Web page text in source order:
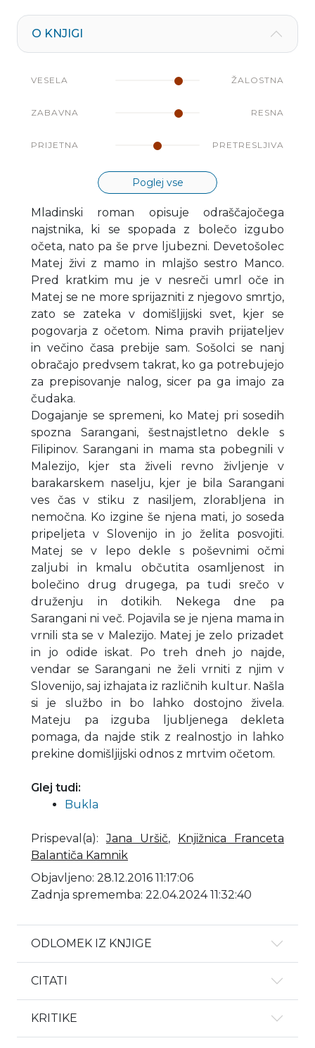
O KNJIGI
VESELA ŽALOSTNA
ZABAVNA RESNA
PRIJETNA PRETRESLJIVA
Poglej vse
Mladinski roman opisuje odraščajočega
najstnika, ki se spopada z bolečo izgubo
očeta, nato pa še prve ljubezni. Devetošolec
Matej živi z mamo in mlajšo sestro Manco.
Pred kratkim mu je v nesreči umrl oče in
Matej se ne more sprijazniti z njegovo smrtjo,
zato se zateka v domišljijski svet, kjer se
pogovarja z očetom. Nima pravih prijateljev
in večino časa prebije sam. Sošolci se nanj
obračajo predvsem takrat, ko ga potrebujejo
za prepisovanje nalog, sicer pa ga imajo za
čudaka.
Dogajanje se spremeni, ko Matej pri sosedih
spozna Sarangani, šestnajstletno dekle s
Filipinov. Sarangani in mama sta pobegnili v
Malezijo, kjer sta živeli revno življenje v
barakarskem naselju, kjer je bila Sarangani
ves čas v stiku z nasiljem, zlorabljena in
nemočna. Ko izgine še njena mati, jo soseda
pripeljeta v Slovenijo in jo želita posvojiti.
Matej se v lepo dekle s poševnimi očmi
zaljubi in kmalu občutita osamljenost in
bolečino drug drugega, pa tudi srečo v
druženju in dotikih. Nekega dne pa
Sarangani ni več. Pojavila se je njena mama in
vrnili sta se v Malezijo. Matej je zelo prizadet
in jo odide iskat. Po treh dneh jo najde,
vendar se Sarangani ne želi vrniti z njim v
Slovenijo, saj izhajata iz različnih kultur. Našla
si je službo in bo lahko dostojno živela.
Mateju pa izguba ljubljenega dekleta
pomaga, da najde stik z realnostjo in lahko
prekine domišljijski odnos z mrtvim očetom.
Glej tudi:
Bukla
Prispeval(a):Jana Uršič,
Knjižnica Franceta
Balantiča Kamnik
Objavljeno: 28.12.2016 11:17:06
Zadnja sprememba: 22.04.2024 11:32:40
ODLOMEK IZ KNJIGE
CITATI
KRITIKE